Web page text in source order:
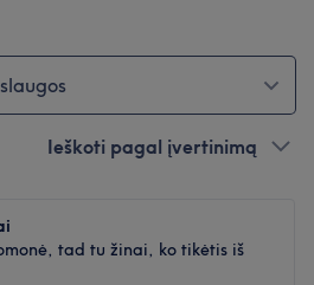
Ieškoti pagal įvertinimą
tad tu žinai, ko tikėtis iš